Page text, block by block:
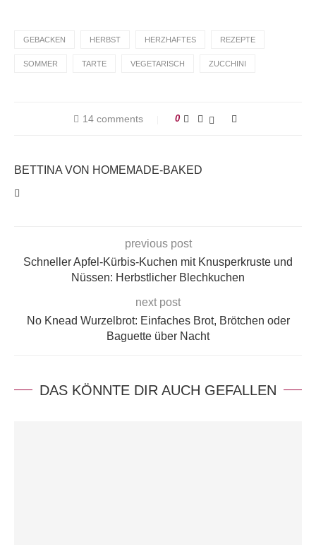
GEBACKEN HERBST HERZHAFTES REZEPTE
SOMMER TARTE VEGETARISCH ZUCCHINI
14 comments 0
BETTINA VON HOMEMADE-BAKED
previous post
Schneller Apfel-Kürbis-Kuchen mit Knusperkruste und
Nüssen: Herbstlicher Blechkuchen
next post
No Knead Wurzelbrot: Einfaches Brot, Brötchen oder
Baguette über Nacht
DAS KÖNNTE DIR AUCH GEFALLEN